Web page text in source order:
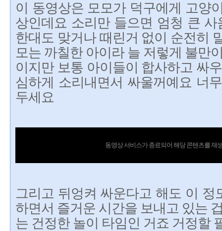
이 동영상은 모모가 덕구에게 고양
상인데요 소리만 들으면 엄청 큰 사
한대도 맞거나 때린거 없이 순전히
모는 까칠한 아이라 늘 저렇게 불만
이지만 보통 아이들이 합사하고 싸
심하게 소리내면서 싸울꺼예요 너
두세요
동영상 서비스가 종료되어 해당 콘텐츠를 재
그리고 뒤엉켜 싸운다고 해도 이 정
하면서 즐거운 시간을 보내고 있는
는 건정한 놀이 타임인 거죠 거정할